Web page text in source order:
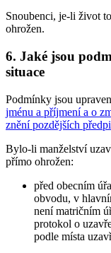
Snoubenci, je-li život
ohrožen.
6. Jaké jsou
situace
Podmínky jsou
jménu a příjmení a o
znění pozdějších
Bylo-li manželství
přímo ohrožen:
před obecním
obvodu, v
není matričním
protokol o
podle místa